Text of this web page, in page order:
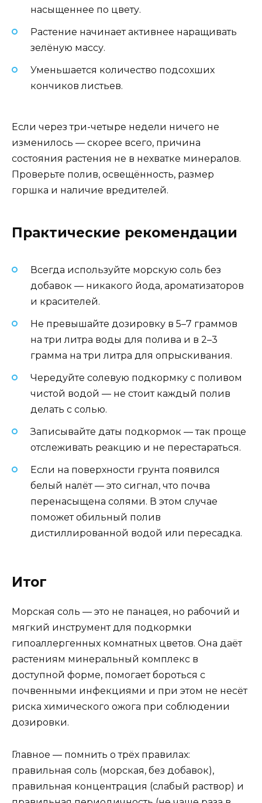
насыщеннее по цвету.
Растение начинает активнее наращивать
зелёную массу.
Уменьшается количество подсохших
кончиков листьев.
Если через три-четыре недели ничего не
изменилось — скорее всего, причина
состояния растения не в нехватке минералов.
Проверьте полив, освещённость, размер
горшка и наличие вредителей.
Практические рекомендации
Всегда используйте морскую соль без
добавок — никакого йода, ароматизаторов
и красителей.
Не превышайте дозировку в 5–7 граммов
на три литра воды для полива и в 2–3
грамма на три литра для опрыскивания.
Чередуйте солевую подкормку с поливом
чистой водой — не стоит каждый полив
делать с солью.
Записывайте даты подкормок — так проще
отслеживать реакцию и не перестараться.
Если на поверхности грунта появился
белый налёт — это сигнал, что почва
перенасыщена солями. В этом случае
поможет обильный полив
дистиллированной водой или пересадка.
Итог
Морская соль — это не панацея, но рабочий и
мягкий инструмент для подкормки
гипоаллергенных комнатных цветов. Она даёт
растениям минеральный комплекс в
доступной форме, помогает бороться с
почвенными инфекциями и при этом не несёт
риска химического ожога при соблюдении
дозировки.
Главное — помнить о трёх правилах:
правильная соль (морская, без добавок),
правильная концентрация (слабый раствор) и